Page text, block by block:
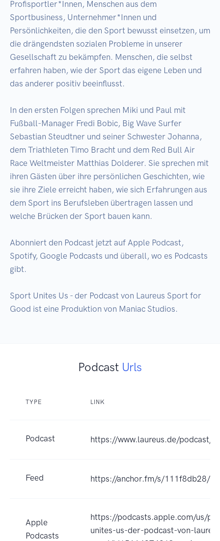
Profisportler*Innen, Menschen aus dem
Sportbusiness, Unternehmer*Innen und
Persönlichkeiten, die den Sport bewusst einsetzen, um
die drängendsten sozialen Probleme in unserer
Gesellschaft zu bekämpfen. Menschen, die selbst
erfahren haben, wie der Sport das eigene Leben und
das anderer positiv beeinflusst.
In den ersten Folgen sprechen Miki und Paul mit
Fußball-Manager Fredi Bobic, Big Wave Surfer
Sebastian Steudtner und seiner Schwester Johanna,
dem Triathleten Timo Bracht und dem Red Bull Air
Race Weltmeister Matthias Dolderer. Sie sprechen mit
ihren Gästen über ihre persönlichen Geschichten, wie
sie ihre Ziele erreicht haben, wie sich Erfahrungen aus
dem Sport ins Berufsleben übertragen lassen und
welche Brücken der Sport bauen kann.
Abonniert den Podcast jetzt auf Apple Podcast,
Spotify, Google Podcasts und überall, wo es Podcasts
gibt.
Sport Unites Us - der Podcast von Laureus Sport for
Good ist eine Produktion von Maniac Studios.
Podcast Urls
TYPE LINK
Podcast https://www.laureus.de/podcast/
Feed https://anchor.fm/s/111f8db28/
Apple
Podcasts
https://podcasts.apple.com/us/
unites-us-der-podcast-von-